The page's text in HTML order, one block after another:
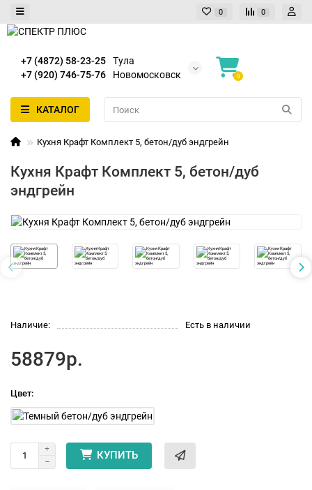
0 0
+7 (4872) 58-23-25
Тула
+7 (920) 746-75-76
Новомосковск 0
КАТАЛОГ
Кухня Крафт Комплект 5, бетон/дуб эндгрейн
Кухня Крафт Комплект 5, бетон/дуб
эндгрейн
Наличие: Есть в наличии
58879р.
Цвет:
КУПИТЬ